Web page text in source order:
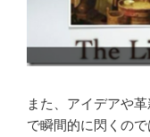
また、アイデアや
で瞬間的に閃くの